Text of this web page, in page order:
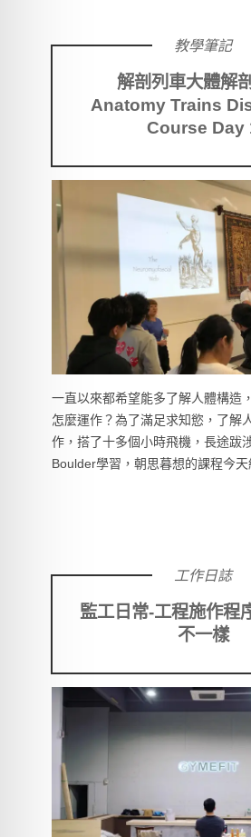
解剖列車大體解
Anatomy Trains
Course Day
教學筆記
一直以來都希望能多了解人體構造
怎麼運作？為了滿足求知慾，了解
作，搭了十多個小時飛機，長途跋
Boulder學習，朝思暮想的課程今天
監工日常-工程施作程
不一樣
工作日誌